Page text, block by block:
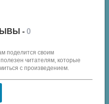
- 0
поделится своим
читателям, которые
с произведением.